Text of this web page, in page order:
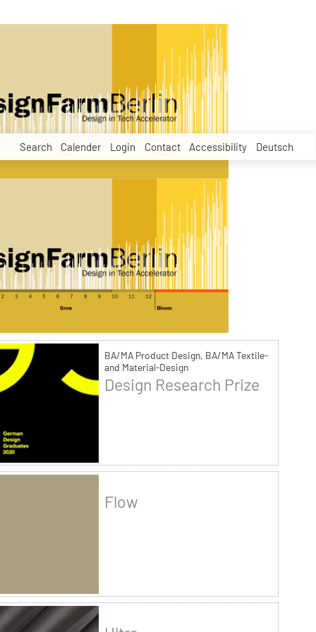
Search Calender Login Contact Accessibility Deutsch
BA/MA Product Design, BA/MA Textile-
and Material-Design
Design Research Prize
Flow